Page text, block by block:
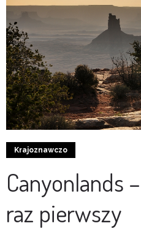
Krajoznawczo
Canyonlands
raz pierwszy